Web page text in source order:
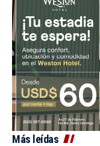
Más leídas